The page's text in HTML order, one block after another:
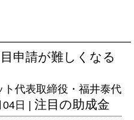
申請が難しくなる
ト代表取締役・福井泰代
日 | 注目の助成金